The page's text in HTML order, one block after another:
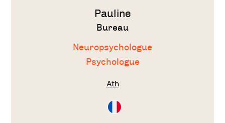
Pauline
Bureau
Neuropsychologue
Psychologue
Ath
Consultation
en